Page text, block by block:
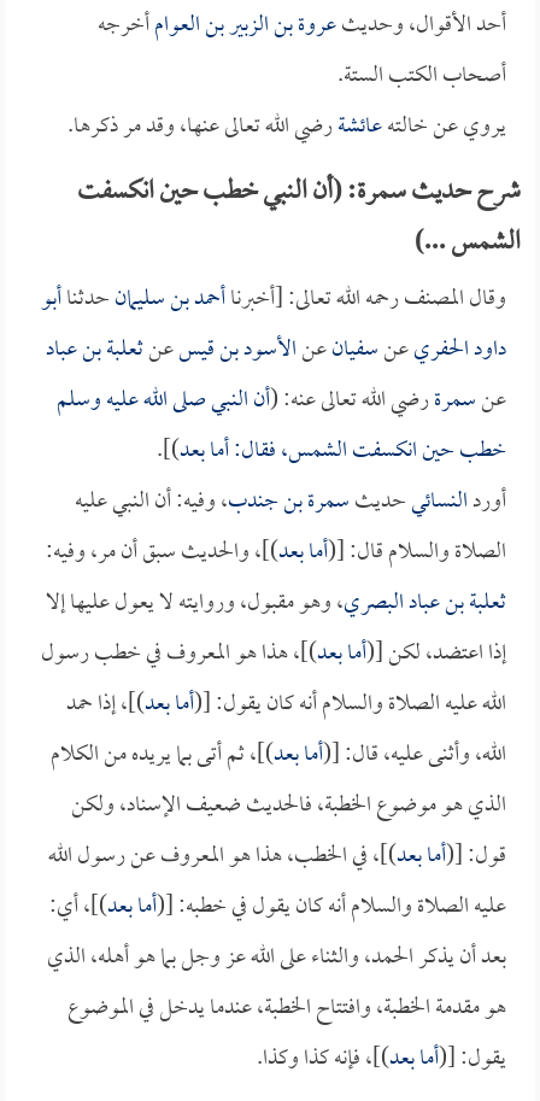
أحد الأقوال، وحديثعروة بن الزبير بن العوامأخرجه
أصحاب الكتب الستة.
يروي عن خالتهعائشةرضي الله تعالى عنها، وقد مر ذكرها.
شرح حديث سمرة: (أن النبي خطب حين انكسفت
الشمس ...)
وقال المصنف رحمه الله تعالى: [أخبرناأحمد بن سليمانحدثناأبو
داود الحفريعنسفيانعنالأسود بن قيسعنثعلبة بن عباد
عنسمرةرضي الله تعالى عنه: (أن النبي صلى الله عليه وسلم
خطب حين انكسفت الشمس، فقال: أما بعد)].
أوردالنسائيحديثسمرة بن جندب، وفيه: أن النبي عليه
الصلاة والسلام قال: [(أما بعد)]، والحديث سبق أن مر، وفيه:
ثعلبة بن عباد البصري، وهو مقبول، وروايته لا يعول عليها إلا
إذا اعتضد، لكن [(أما بعد)]، هذا هو المعروف في خطب رسول
الله عليه الصلاة والسلام أنه كان يقول: [(أما بعد)]، إذا حمد
الله، وأثنى عليه، قال: [(أما بعد)]، ثم أتى بما يريده من الكلام
الذي هو موضوع الخطبة، فالحديث ضعيف الإسناد، ولكن
قول: [(أما بعد)]، في الخطب، هذا هو المعروف عن رسول الله
عليه الصلاة والسلام أنه كان يقول في خطبه: [(أما بعد)]، أي:
بعد أن يذكر الحمد، والثناء على الله عز وجل بما هو أهله، الذي
هو مقدمة الخطبة، وافتتاح الخطبة، عندما يدخل في الموضوع
يقول: [(أما بعد)]، فإنه كذا وكذا.